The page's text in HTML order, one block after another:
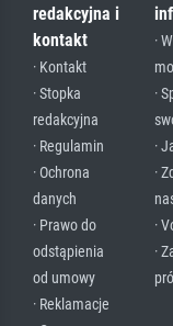
redakcyjna i
kontakt
· Kontakt
· Stopka
redakcyjna
· Regulamin
· Ochrona
danych
· Prawo do
odstąpienia
od umowy
· Reklamacje
·
·
·
·
·
·